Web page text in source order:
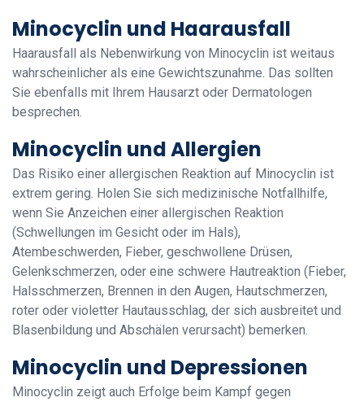
Minocyclin und Haarausfall
Haarausfall als Nebenwirkung von Minocyclin ist weitaus
wahrscheinlicher als eine Gewichtszunahme. Das sollten
Sie ebenfalls mit Ihrem Hausarzt oder Dermatologen
besprechen.
Minocyclin und Allergien
Das Risiko einer allergischen Reaktion auf Minocyclin ist
extrem gering. Holen Sie sich medizinische Notfallhilfe,
wenn Sie Anzeichen einer allergischen Reaktion
(Schwellungen im Gesicht oder im Hals),
Atembeschwerden, Fieber, geschwollene Drüsen,
Gelenkschmerzen, oder eine schwere Hautreaktion (Fieber,
Halsschmerzen, Brennen in den Augen, Hautschmerzen,
roter oder violetter Hautausschlag, der sich ausbreitet und
Blasenbildung und Abschälen verursacht) bemerken.
Minocyclin und Depressionen
Minocyclin zeigt auch Erfolge beim Kampf gegen